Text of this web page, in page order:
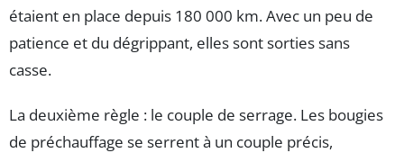
étaient en place depuis 180 000 km. Avec un peu de
patience et du dégrippant, elles sont sorties sans
casse.
La deuxième règle : le couple de serrage. Les bougies
de préchauffage se serrent à un couple précis,